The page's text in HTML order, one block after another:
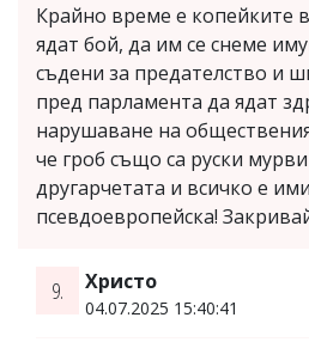
Крайно време е копейките
ядат бой, да им се снеме
съдени за предателство и
пред парламента да ядат
нарушаване на
че гроб също са руски
другарчетата и всичко е
псевдоевропейска!
9. Христо
04.07.2025 15:40:41